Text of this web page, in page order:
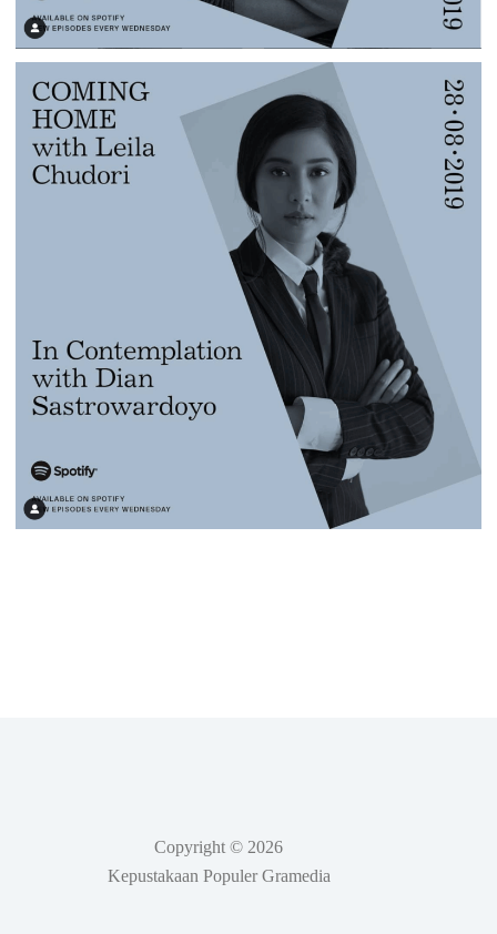
Copyright © 2026
Kepustakaan Populer Gramedia